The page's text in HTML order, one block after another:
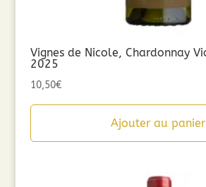
Vignes de Nicole, Chardonnay
2025
10,50€
Ajouter au panier